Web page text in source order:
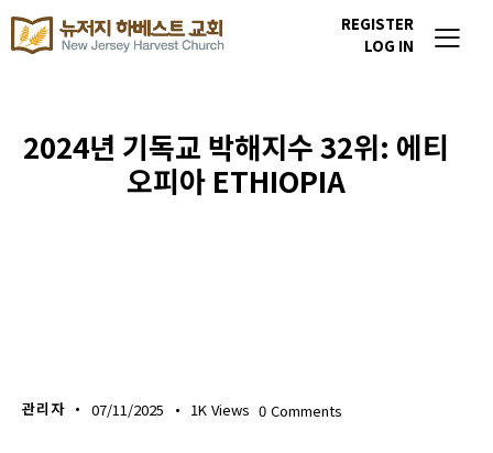
REGISTER
LOG IN
2024년 기독교 박해지수 32위: 에티
오피아 ETHIOPIA
관리자 07/11/2025 1K Views 0 Comments